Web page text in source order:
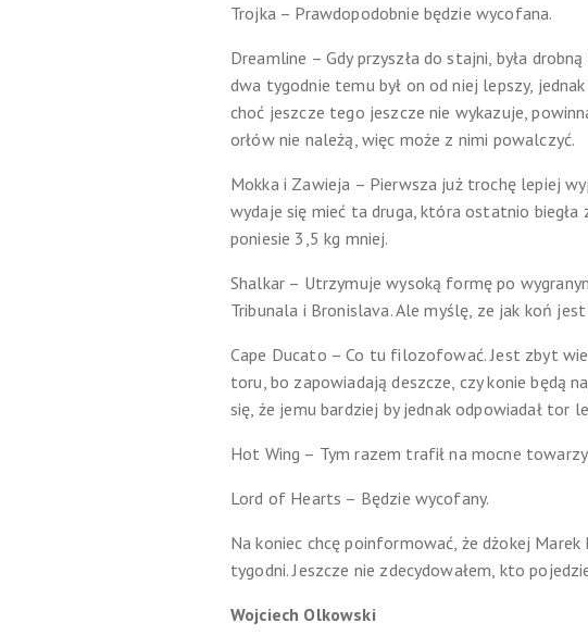
Trojka – Prawdopodobnie będzie wycofana.
Dreamline – Gdy przyszła do stajni, była
dwa tygodnie temu był on od niej lepszy,
choć jeszcze tego jeszcze nie wykazuje,
orłów nie należą, więc może z nimi powalczyć.
Mokka i Zawieja – Pierwsza już trochę lepiej
wydaje się mieć ta druga, która ostatnio
poniesie 3,5 kg mniej.
Shalkar – Utrzymuje wysoką formę po
Tribunala i Bronislava. Ale myślę, ze jak koń
Cape Ducato – Co tu filozofować. Jest zbyt
toru, bo zapowiadają deszcze, czy konie będą
się, że jemu bardziej by jednak odpowiadał tor
Hot Wing – Tym razem trafił na mocne
Lord of Hearts – Będzie wycofany.
Na koniec chcę poinformować, że dżokej
tygodni. Jeszcze nie zdecydowałem, kto
Wojciech Olkowski